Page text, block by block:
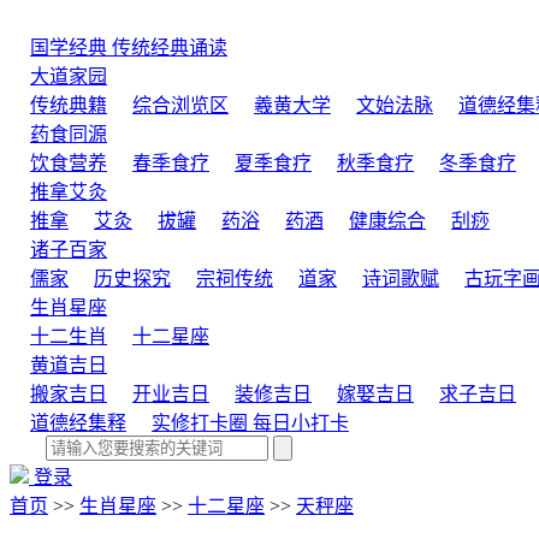
国学经典 传统经典诵读
大道家园
传统典籍
综合浏览区 羲黄大学 文始法脉
道德经集
药食同源
饮食营养
春季食疗 夏季食疗 秋季食疗 冬季食疗
推拿艾灸
推拿
艾灸 拔罐 药浴 药酒 健康综合
刮痧
诸子百家
儒家
历史探究 宗祠传统 道家 诗词歌赋 古玩字画
生肖星座
十二生肖
十二星座
黄道吉日
搬家吉日
开业吉日 装修吉日 嫁娶吉日
求子吉日
道德经集释
实修打卡圈 每日小打卡
登录
首页 >> 生肖星座 >> 十二星座 >> 天秤座